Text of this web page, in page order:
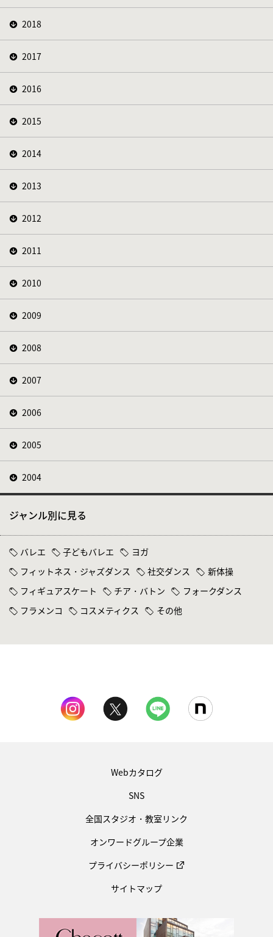
2018
2017
2016
2015
2014
2013
2012
2011
2010
2009
2008
2007
2006
2005
2004
ジャンル別に見る
バレエ 子どもバレエ
ヨガ
フィットネス・ジャズダンス
社交ダンス
新体操
フィギュアスケート
チア・バトン
フォークダンス
フラメンコ
コスメティクス その他
Webカタログ
SNS
全国スタジオ・教室リンク
オンワードグループ企業
プライバシーポリシー
サイトマップ